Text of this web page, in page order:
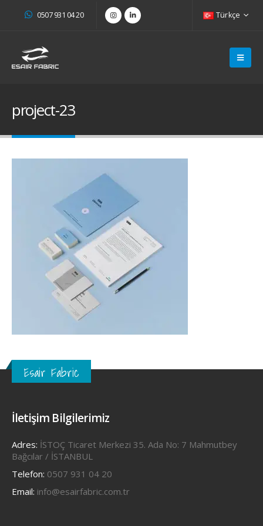
0507 931 04 20 Türkçe
project-23
Esair Fabric
İletişim Bilgilerimiz
Adres: İSTOÇ Ticaret Merkezi 35. Ada No: 7 Mahmutbey
Bağcılar / İSTANBUL
Telefon: 0507 931 04 20
Email: info@esairfabric.com.tr